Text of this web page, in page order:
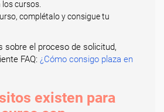
cursos.
complétalo y consigue tu
sobre el proceso de solicitud,
FAQ: ¿Cómo consigo plaza en
existen para